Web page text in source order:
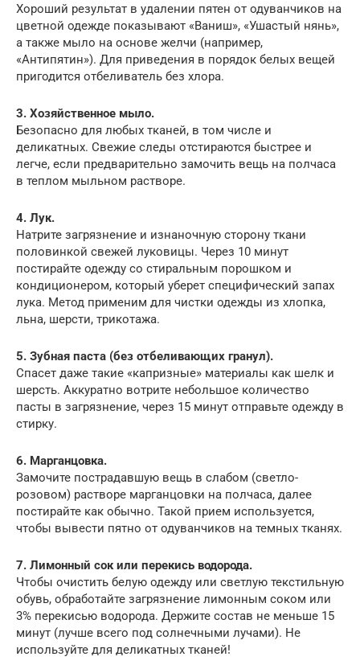
Хороший результат в удалении пятен от одуванчиков на
цветной одежде показывают «Ваниш», «Ушастый нянь»,
а также мыло на основе желчи (например,
«Антипятин»). Для приведения в порядок белых вещей
пригодится отбеливатель без хлора.
3. Хозяйственное мыло.
Безопасно для любых тканей, в том числе и
деликатных. Свежие следы отстираются быстрее и
легче, если предварительно замочить вещь на полчаса
в теплом мыльном растворе.
4. Лук.
Натрите загрязнение и изнаночную сторону ткани
половинкой свежей луковицы. Через 10 минут
постирайте одежду со стиральным порошком и
кондиционером, который уберет специфический запах
лука. Метод применим для чистки одежды из хлопка,
льна, шерсти, трикотажа.
5. Зубная паста (без отбеливающих гранул).
Спасет даже такие «капризные» материалы как шелк и
шерсть. Аккуратно вотрите небольшое количество
пасты в загрязнение, через 15 минут отправьте одежду в
стирку.
6. Марганцовка.
Замочите пострадавшую вещь в слабом (светло-
розовом) растворе марганцовки на полчаса, далее
постирайте как обычно. Такой прием используется,
чтобы вывести пятно от одуванчиков на темных тканях.
7. Лимонный сок или перекись водорода.
Чтобы очистить белую одежду или светлую текстильную
обувь, обработайте загрязнение лимонным соком или
3% перекисью водорода. Держите состав не меньше 15
минут (лучше всего под солнечными лучами). Не
используйте для деликатных тканей!